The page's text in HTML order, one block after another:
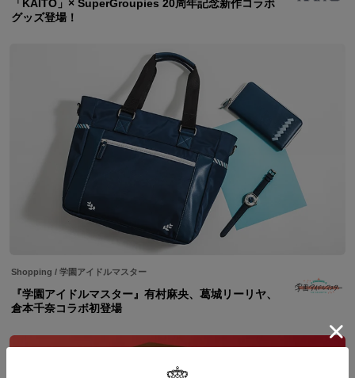
「KAITO」× SuperGroupies 20周年記念新作コラボ
グッズ登場！
Shopping / 学園アイドルマスター
『学園アイドルマスター』有村麻央、葛城リーリヤ、
倉本千奈コラボ初登場